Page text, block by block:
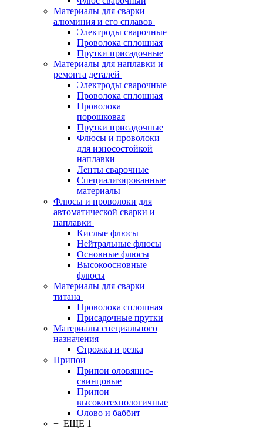
Материалы для сварки
алюминия и его сплавов
Электроды сварочные
Проволока сплошная
Прутки присадочные
Материалы для наплавки и
ремонта деталей
Электроды сварочные
Проволока сплошная
Проволока
порошковая
Прутки присадочные
Флюсы и проволоки
для износостойкой
наплавки
Ленты сварочные
Специализированные
материалы
Флюсы и проволоки для
автоматической сварки и
наплавки
Кислые флюсы
Нейтральные флюсы
Основные флюсы
Высокоосновные
флюсы
Материалы для сварки
титана
Проволока сплошная
Присадочные прутки
Материалы специального
назначения
Строжка и резка
Припои
Припои оловянно-
свинцовые
Припои
высокотехнологичные
Олово и баббит
+ ЕЩЕ 1